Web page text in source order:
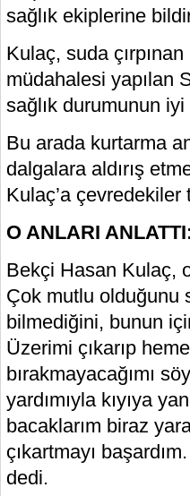
sağlık ekiplerine
Kulaç, suda
müdahalesi yapılan
sağlık durumunun
Bu arada kurtarma
dalgalara aldırış
Kulaç’a çevredekiler
O ANLARI
Bekçi Hasan Kulaç,
Çok mutlu olduğunu
bilmediğini, bunun
Üzerimi çıkarıp
bırakmayacağımı
yardımıyla kıyıya
bacaklarım biraz
çıkartmayı
dedi.